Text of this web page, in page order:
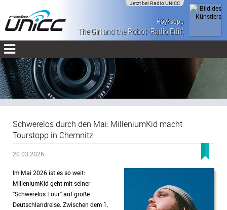
Jetzt bei Radio UNiCC
Röyksopp
The Girl and the Robot (Radio Edit)
Schwerelos durch den Mai: MilleniumKid macht
Tourstopp in Chemnitz
20.03.2026
Im Mai 2026 ist es so weit:
MilleniumKid geht mit seiner
"Schwerelos Tour" auf große
Deutschlandreise. Zwischen dem 1.